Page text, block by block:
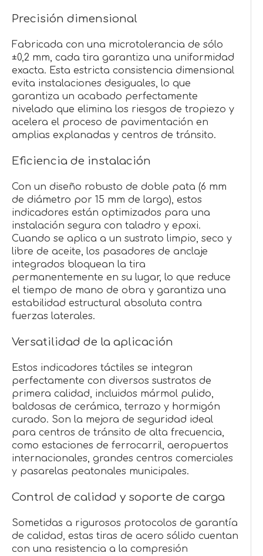
Precisión dimensional
Fabricada con una microtolerancia de sólo
±0,2 mm, cada tira garantiza una uniformidad
exacta. Esta estricta consistencia dimensional
evita instalaciones desiguales, lo que
garantiza un acabado perfectamente
nivelado que elimina los riesgos de tropiezo y
acelera el proceso de pavimentación en
amplias explanadas y centros de tránsito.
Eficiencia de instalación
Con un diseño robusto de doble pata (6 mm
de diámetro por 15 mm de largo), estos
indicadores están optimizados para una
instalación segura con taladro y epoxi.
Cuando se aplica a un sustrato limpio, seco y
libre de aceite, los pasadores de anclaje
integrados bloquean la tira
permanentemente en su lugar, lo que reduce
el tiempo de mano de obra y garantiza una
estabilidad estructural absoluta contra
fuerzas laterales.
Versatilidad de la aplicación
Estos indicadores táctiles se integran
perfectamente con diversos sustratos de
primera calidad, incluidos mármol pulido,
baldosas de cerámica, terrazo y hormigón
curado. Son la mejora de seguridad ideal
para centros de tránsito de alta frecuencia,
como estaciones de ferrocarril, aeropuertos
internacionales, grandes centros comerciales
y pasarelas peatonales municipales.
Control de calidad y soporte de carga
Sometidas a rigurosos protocolos de garantía
de calidad, estas tiras de acero sólido cuentan
con una resistencia a la compresión